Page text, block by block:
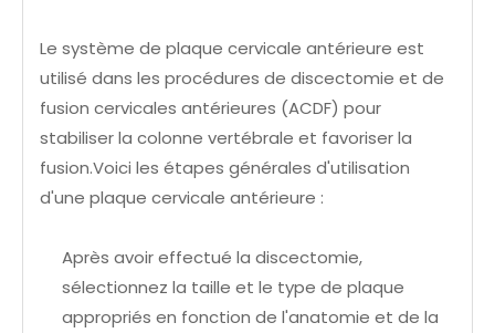
Le système de plaque cervicale antérieure est
utilisé dans les procédures de discectomie et de
fusion cervicales antérieures (ACDF) pour
stabiliser la colonne vertébrale et favoriser la
fusion.Voici les étapes générales d'utilisation
d'une plaque cervicale antérieure :
Après avoir effectué la discectomie,
sélectionnez la taille et le type de plaque
appropriés en fonction de l'anatomie et de la